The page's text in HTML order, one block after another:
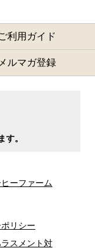
利用ガイド
メルマガ登録
。
ーファーム
リシー
スメント対